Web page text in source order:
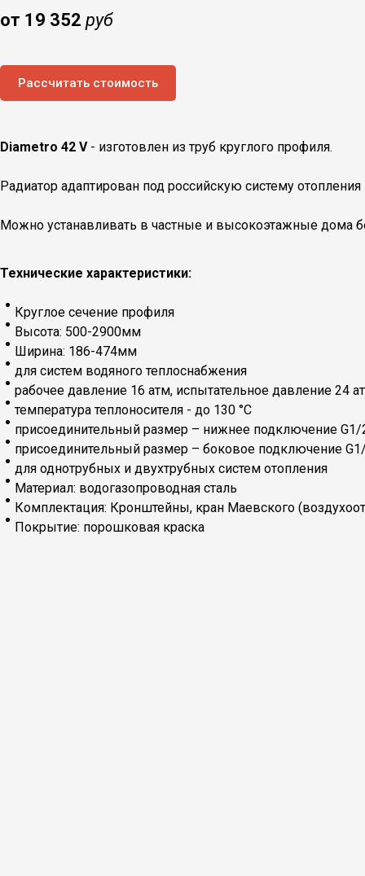
от 19 352 руб
Рассчитать стоимость
Diametro 42 V - изготовлен из труб круглого профиля.
Радиатор адаптирован под российскую систему
Можно устанавливать в частные и высокоэтажные дома
Технические характеристики:
Круглое сечение профиля
Высота: 500-2900мм
Ширина: 186-474мм
для систем водяного теплоснабжения
рабочее давление 16 атм, испытательное давление 24
температура теплоносителя - до 130 °С
присоединительный размер – нижнее подключение G1/
присоединительный размер – боковое подключение
для однотрубных и двухтрубных систем отопления
Материал: водогазопроводная сталь
Комплектация: Кронштейны, кран Маевского
Покрытие: порошковая краска